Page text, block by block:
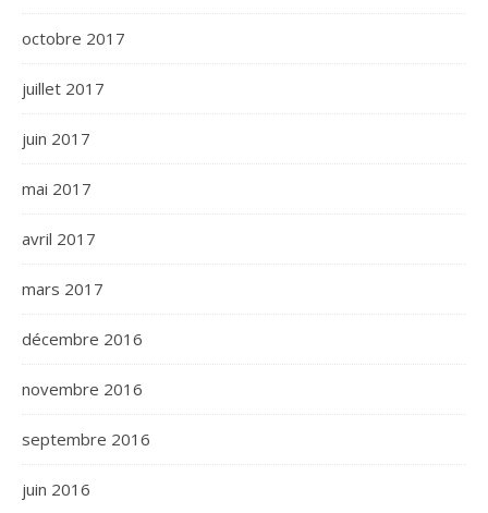
octobre 2017
juillet 2017
juin 2017
mai 2017
avril 2017
mars 2017
décembre 2016
novembre 2016
septembre 2016
juin 2016